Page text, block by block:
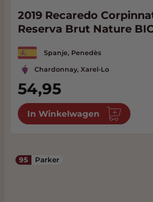
2019 Recaredo
Reserva Brut Nature
Spanje, Penedès
Chardonnay, Xarel-Lo
54,95
In Winkelwagen
95 Parker